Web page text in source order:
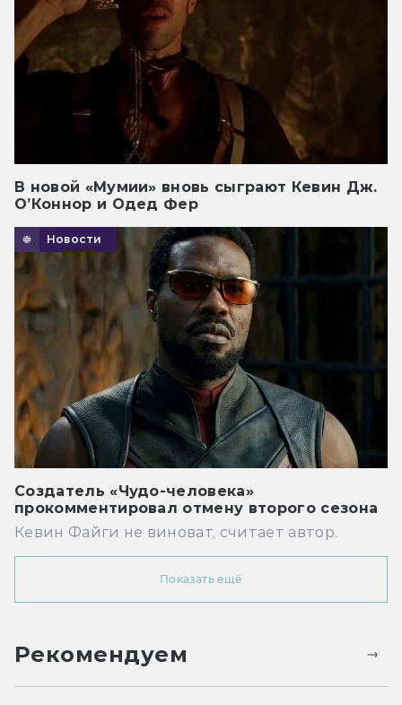
В новой «Мумии» вновь сыграют Кевин Дж.
О’Коннор и Одед Фер
Новости
Создатель «Чудо-человека»
прокомментировал отмену второго сезона
Кевин Файги не виноват, считает автор.
Показать ещё
Рекомендуем